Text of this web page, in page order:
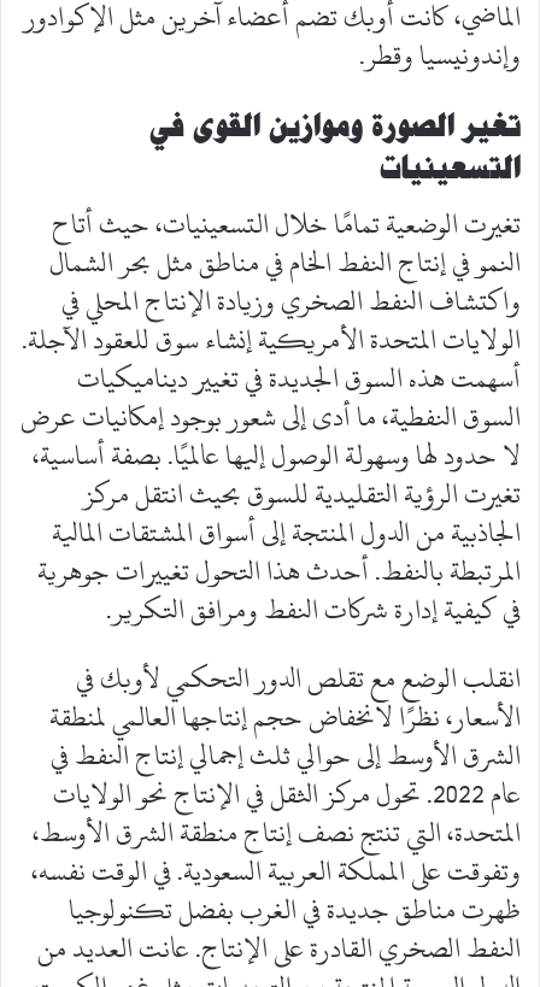
الماضي، كانت أوبك تضم أعضاء آخرين مثل الإكوادور
وإندونيسيا وقطر.
تغير الصورة وموازين القوى في
التسعينيات
تغيرت الوضعية تمامًا خلال التسعينيات، حيث أتاح
النمو في إنتاج النفط الخام في مناطق مثل بحر الشمال
واكتشاف النفط الصخري وزيادة الإنتاج المحلي في
الولايات المتحدة الأمريكية إنشاء سوق للعقود الآجلة.
أسهمت هذه السوق الجديدة في تغيير ديناميكيات
السوق النفطية، ما أدى إلى شعور بوجود إمكانيات عرض
لا حدود لها وسهولة الوصول إليها عالميًا. بصفة أساسية،
تغيرت الرؤية التقليدية للسوق بحيث انتقل مركز
الجاذبية من الدول المنتجة إلى أسواق المشتقات المالية
المرتبطة بالنفط. أحدث هذا التحول تغييرات جوهرية
في كيفية إدارة شركات النفط ومرافق التكرير.
انقلب الوضع مع تقلص الدور التحكمي لأوبك في
الأسعار، نظرًا لانخفاض حجم إنتاجها العالمي لمنطقة
الشرق الأوسط إلى حوالي ثلث إجمالي إنتاج النفط في
عام 2022. تحول مركز الثقل في الإنتاج نحو الولايات
المتحدة، التي تنتج نصف إنتاج منطقة الشرق الأوسط،
وتفوقت على المملكة العربية السعودية. في الوقت نفسه،
ظهرت مناطق جديدة في الغرب بفضل تكنولوجيا
النفط الصخري القادرة على الإنتاج. عانت العديد من